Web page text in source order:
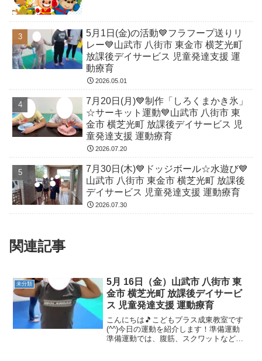
5月1日(金)の活動💙フラフープ送りリ
レー💙山武市 八街市 東金市 横芝光町
放課後デイサービス 児童発達支援 運
動療育
2026.05.01
7月20日(月)💙制作「しろくまかき氷」
☆サーキット運動💙山武市 八街市 東
金市 横芝光町 放課後デイサービス 児
童発達支援 運動療育
2026.07.20
7月30日(木)💙ドッジボール☆水遊び💙
山武市 八街市 東金市 横芝光町 放課後
デイサービス 児童発達支援 運動療育
2026.07.30
関連記事
未分類
5月 16日（金）山武市 八街市 東
金市 横芝光町 放課後デイサービ
ス 児童発達支援 運動療育
こんにちは🎵こどもプラス成東教室です
(^^)今日の運動を紹介します！準備運動
準備運動では、腹筋、スクワットなど身